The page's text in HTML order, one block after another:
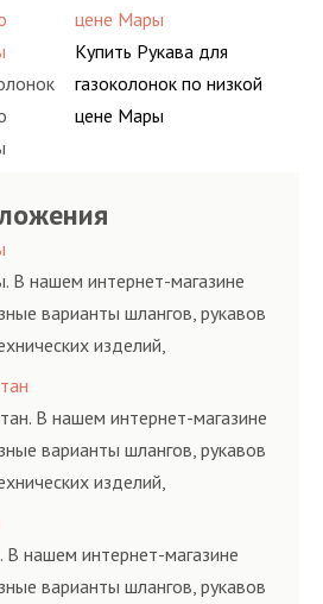
цене Мары
Купить Рукава для
газоколонок по низкой
цене Мары
В нашем интернет-магазине
варианты шлангов, рукавов
изделий,
техническим условиям
В нашем интернет-магазине
варианты шлангов, рукавов
изделий,
техническим условиям
В нашем интернет-магазине
варианты шлангов, рукавов